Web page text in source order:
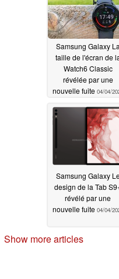
Samsung Galaxy La
taille de l'écran de
Watch6 Classic
révélée par une
nouvelle fuite 04/04/
Samsung Galaxy
design de la Tab
révélé par une
nouvelle fuite 04/04/
Show more articles